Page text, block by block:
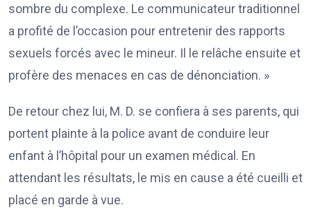
sombre du complexe. Le communicateur traditionnel
a profité de l’occasion pour entretenir des rapports
sexuels forcés avec le mineur. Il le relâche ensuite et
profère des menaces en cas de dénonciation. »
De retour chez lui, M. D. se confiera à ses parents, qui
portent plainte à la police avant de conduire leur
enfant à l’hôpital pour un examen médical. En
attendant les résultats, le mis en cause a été cueilli et
placé en garde à vue.